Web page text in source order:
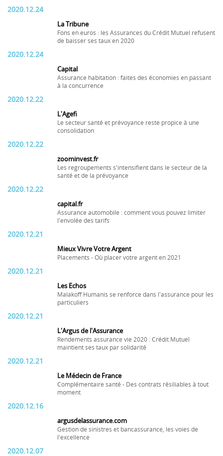
2020.12.24
La Tribune
Fons en euros : les Assurances du Crédit Mutuel refusent
de baisser ses taux en 2020
2020.12.24
Capital
Assurance habitation : faites des économies en passant
à la concurrence
2020.12.22
L'Agefi
Le secteur santé et prévoyance reste propice à une
consolidation
2020.12.22
zoominvest.fr
Les regroupements s'intensifient dans le secteur de la
santé et de la prévoyance
2020.12.22
capital.fr
Assurance automobile : comment vous pouvez limiter
l'envolée des tarifs
2020.12.21
Mieux Vivre Votre Argent
Placements - Où placer votre argent en 2021
2020.12.21
Les Echos
Malakoff Humanis se renforce dans l'assurance pour les
particuliers
2020.12.21
L'Argus de l'Assurance
Rendements assurance vie 2020 : Crédit Mutuel
maintient ses taux par solidarité
2020.12.21
Le Médecin de France
Complémentaire santé - Des contrats résiliables à tout
moment
2020.12.16
argusdelassurance.com
Gestion de sinistres et bancassurance, les voies de
l'excellence
2020.12.07